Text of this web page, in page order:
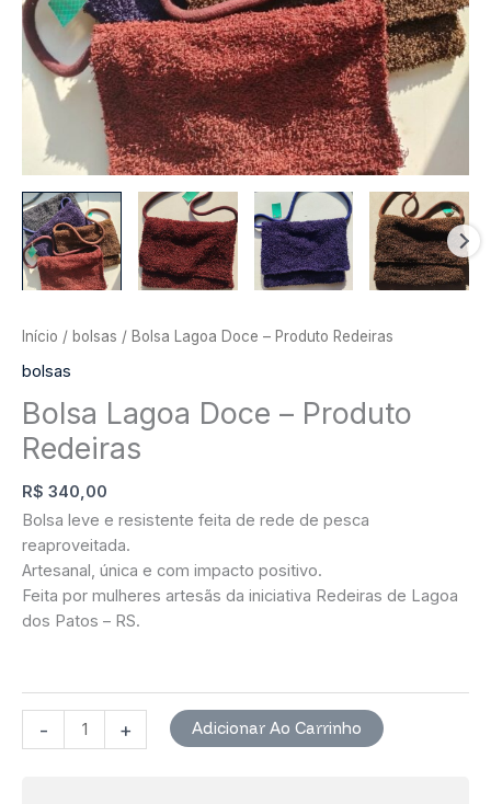
Início / bolsas / Bolsa Lagoa Doce – Produto Redeiras
bolsas
Bolsa Lagoa Doce – Produto
Redeiras
R$ 340,00
Bolsa leve e resistente feita de rede de pesca
reaproveitada.
Artesanal, única e com impacto positivo.
Feita por mulheres artesãs da iniciativa Redeiras de Lagoa
dos Patos – RS.
-
Lagoa
+ Adicionar Ao Carrinho